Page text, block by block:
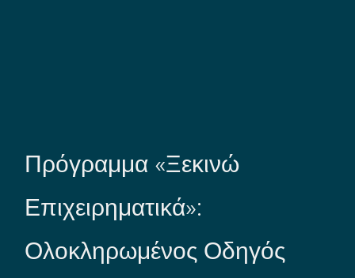
Πρόγραμμα «Ξεκινώ
Επιχειρηματικά»:
Ολοκληρωμένος Οδηγός